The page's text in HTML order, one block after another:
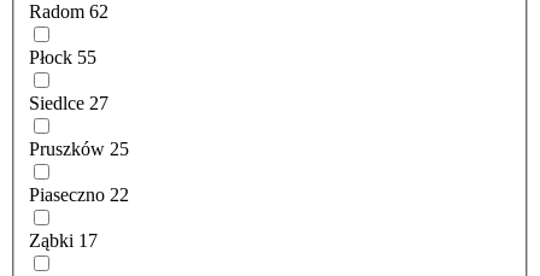
Radom 62
Płock 55
Siedlce 27
Pruszków 25
Piaseczno 22
Ząbki 17